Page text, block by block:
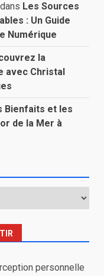
dans Les Sources
: Un Guide
Numérique
la
avec Christal
Bienfaits et les
de la Mer à
personnelle